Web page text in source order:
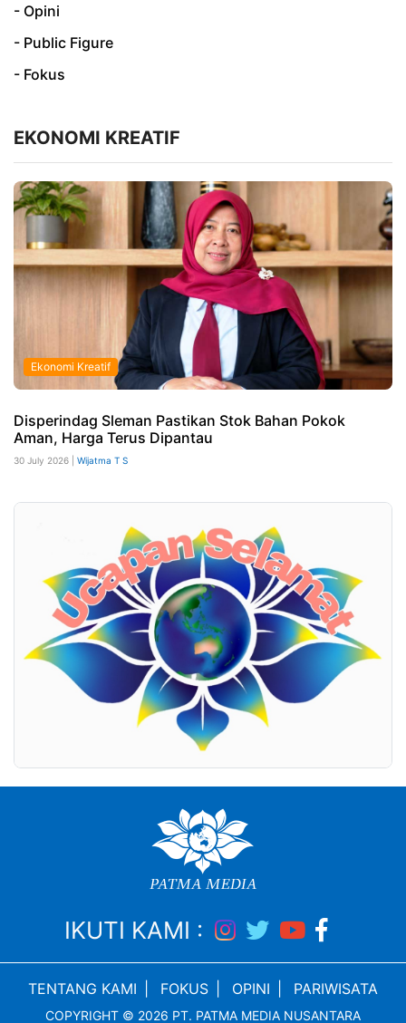
- Opini
- Public Figure
- Fokus
EKONOMI KREATIF
Ekonomi Kreatif
Disperindag Sleman Pastikan Stok Bahan Pokok
Aman, Harga Terus Dipantau
30 July 2026 | Wijatma T S
IKUTI KAMI :
TENTANG KAMI FOKUS OPINI PARIWISATA
COPYRIGHT © 2026 PT. PATMA MEDIA NUSANTARA